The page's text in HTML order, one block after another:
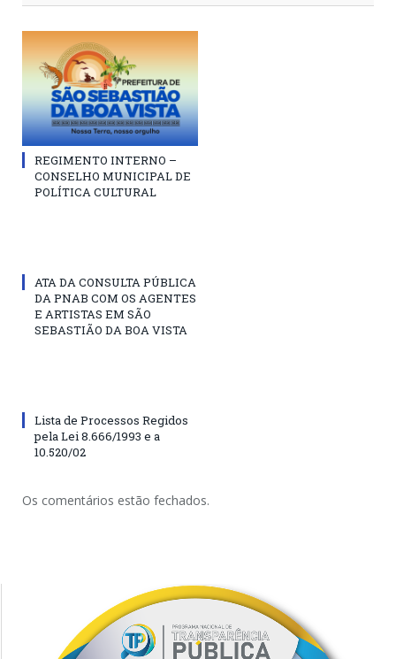
REGIMENTO INTERNO –
CONSELHO MUNICIPAL DE
POLÍTICA CULTURAL
ATA DA CONSULTA PÚBLICA
DA PNAB COM OS AGENTES
E ARTISTAS EM SÃO
SEBASTIÃO DA BOA VISTA
Lista de Processos Regidos
pela Lei 8.666/1993 e a
10.520/02
Os comentários estão fechados.